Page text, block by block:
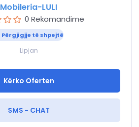
Mobileria-LULI
0 Rekomandime
Përgjigjje të shpejtë
Lipjan
Kërko Oferten
SMS - CHAT